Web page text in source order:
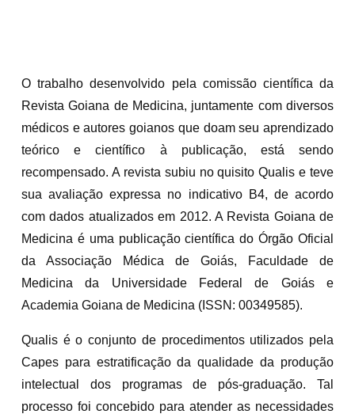
O trabalho desenvolvido pela comissão científica da
Revista Goiana de Medicina, juntamente com diversos
médicos e autores goianos que doam seu aprendizado
teórico e científico à publicação, está sendo
recompensado. A revista subiu no quisito Qualis e teve
sua avaliação expressa no indicativo B4, de acordo
com dados atualizados em 2012. A Revista Goiana de
Medicina é uma publicação científica do Órgão Oficial
da Associação Médica de Goiás, Faculdade de
Medicina da Universidade Federal de Goiás e
Academia Goiana de Medicina (ISSN: 00349585).
Qualis é o conjunto de procedimentos utilizados pela
Capes para estratificação da qualidade da produção
intelectual dos programas de pós-graduação. Tal
processo foi concebido para atender as necessidades